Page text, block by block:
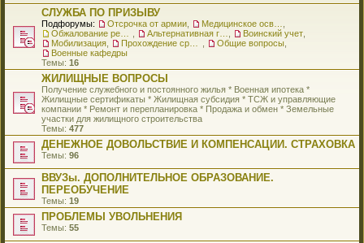
СЛУЖБА ПО ПРИЗЫВУ
Подфорумы: Отсрочка от армии
Воинский учет
Мобилизация
Общие вопросы
Военные кафедры
Темы: 16
ЖИЛИЩНЫЕ ВОПРОСЫ
Получение служебного и постоянного жилья * Военная ипотека *
Жилищные сертификаты * Жилищная субсидия * ТСЖ и управляющие
компании * Ремонт и перепланировка * Продажа и обмен * Земельные
участки для жилищного строительства
Темы: 477
ДЕНЕЖНОЕ ДОВОЛЬСТВИЕ И КОМПЕНСАЦИИ. СТРАХОВКА
Темы: 96
ВВУЗы. ДОПОЛНИТЕЛЬНОЕ ОБРАЗОВАНИЕ.
ПЕРЕОБУЧЕНИЕ
Темы: 19
ПРОБЛЕМЫ УВОЛЬНЕНИЯ
Темы: 55